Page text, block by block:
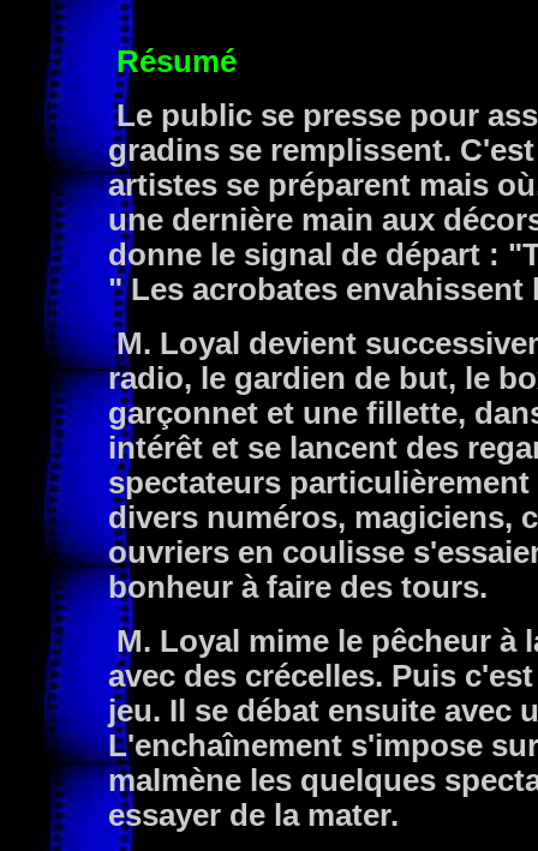
Résumé
Le public se presse pour
gradins se remplissent.
artistes se préparent mais
une dernière main aux
donne le signal de départ :
" Les acrobates envahissent
M. Loyal devient
radio, le gardien de but, le
garçonnet et une fillette,
intérêt et se lancent des
spectateurs
divers numéros, magiciens,
ouvriers en coulisse
bonheur à faire des tours.
M. Loyal mime le pêcheur à
avec des crécelles. Puis
jeu. Il se débat ensuite avec
L'enchaînement s'impose
malmène les quelques
essayer de la mater.